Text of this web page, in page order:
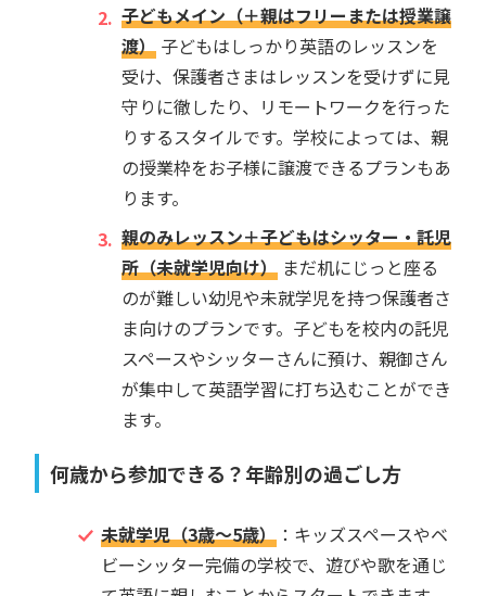
子どもメイン（＋親はフリーまたは授業譲
渡） 子どもはしっかり英語のレッスンを
受け、保護者さまはレッスンを受けずに見
守りに徹したり、リモートワークを行った
りするスタイルです。学校によっては、親
の授業枠をお子様に譲渡できるプランもあ
ります。
親のみレッスン＋子どもはシッター・託児
所（未就学児向け） まだ机にじっと座る
のが難しい幼児や未就学児を持つ保護者さ
ま向けのプランです。子どもを校内の託児
スペースやシッターさんに預け、親御さん
が集中して英語学習に打ち込むことができ
ます。
何歳から参加できる？年齢別の過ごし方
未就学児（3歳〜5歳）：キッズスペースやベ
ビーシッター完備の学校で、遊びや歌を通じ